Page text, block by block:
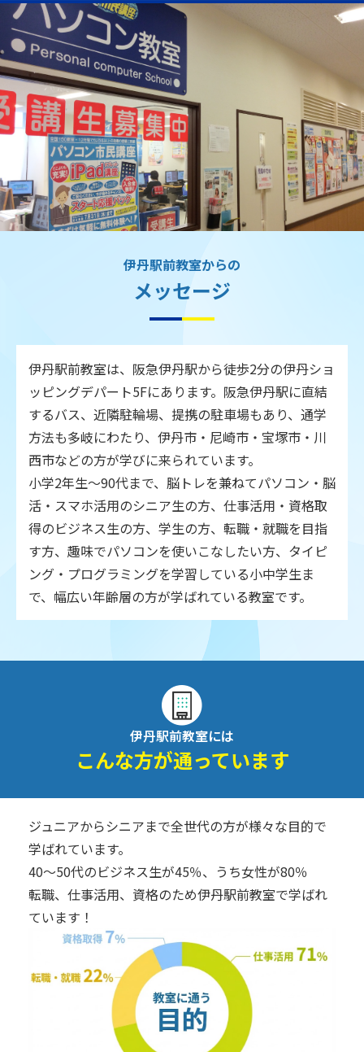
伊丹駅前教室からの
メッセージ
伊丹駅前教室は、阪急伊丹駅から徒歩2分の伊丹ショ
ッピングデパート5Fにあります。阪急伊丹駅に直結
するバス、近隣駐輪場、提携の駐車場もあり、通学
方法も多岐にわたり、伊丹市・尼崎市・宝塚市・川
西市などの方が学びに来られています。
小学2年生～90代まで、脳トレを兼ねてパソコン・脳
活・スマホ活用のシニア生の方、仕事活用・資格取
得のビジネス生の方、学生の方、転職・就職を目指
す方、趣味でパソコンを使いこなしたい方、タイピ
ング・プログラミングを学習している小中学生ま
で、幅広い年齢層の方が学ばれている教室です。
伊丹駅前教室には
こんな方が通っています
ジュニアからシニアまで全世代の方が様々な目的で
学ばれています。
40～50代のビジネス生が45％、うち女性が80％
転職、仕事活用、資格のため伊丹駅前教室で学ばれ
ています！